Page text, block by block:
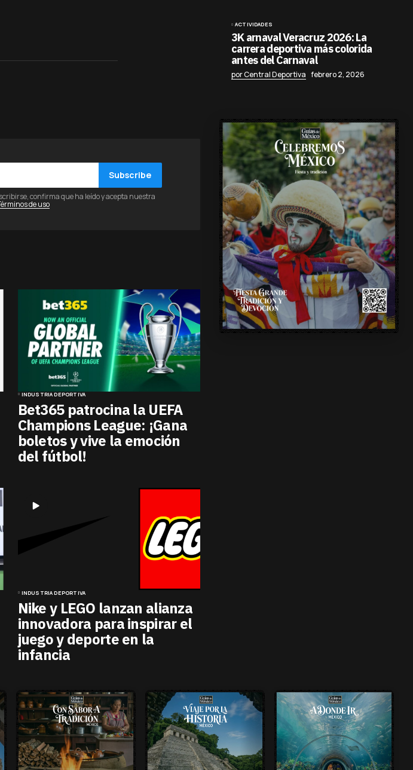
Subscribe
confirma que ha leído y acepta nuestra
de uso
INDUSTRIA DEPORTIVA
Bet365 patrocina la UEFA
Champions League: ¡Gana
boletos y vive la emoción
del fútbol!
INDUSTRIA DEPORTIVA
Nike y LEGO lanzan alianza
innovadora para inspirar el
juego y deporte en la
infancia
ACTIVIDADES
3K arnaval Veracruz 2026: La
carrera deportiva más colorida
antes del Carnaval
por Central Deportiva febrero 2, 2026